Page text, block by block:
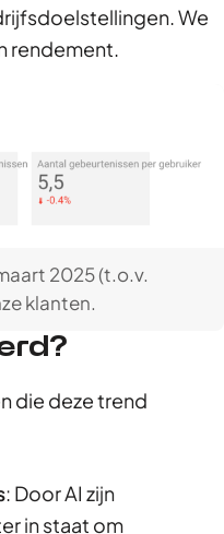
We
rendement.
2025 (t.o.v.
klanten.
die deze trend
: Door AI zijn
in staat om